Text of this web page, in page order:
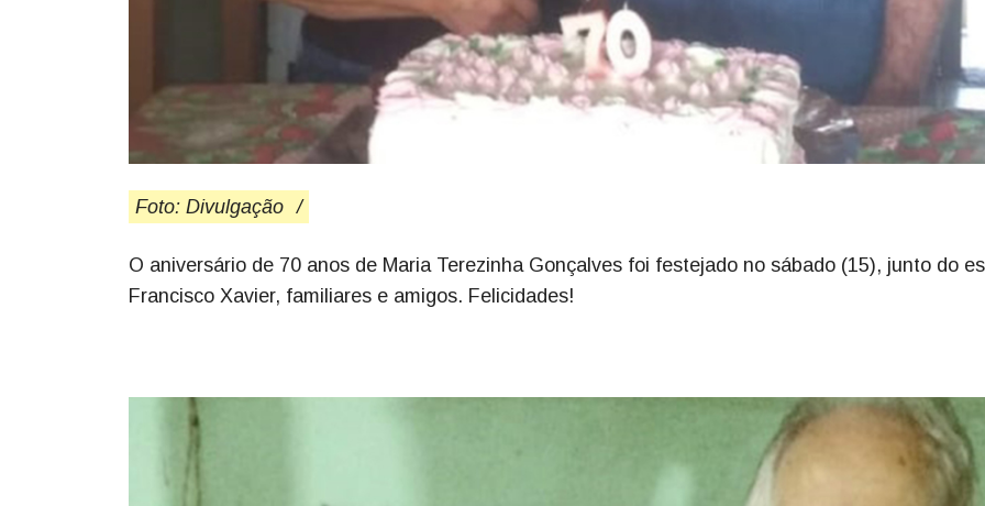
Foto: Divulgação /
O aniversário de 70 anos de Maria Terezinha Gonçalves foi festejado no sábado (15), junto do
Francisco Xavier, familiares e amigos. Felicidades!